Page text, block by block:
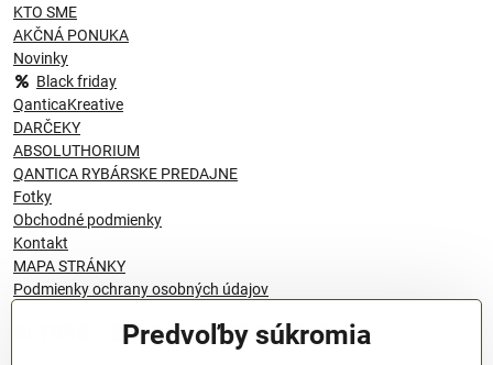
KTO SME
AKČNÁ PONUKA
Novinky
Black friday
QanticaKreative
DARČEKY
ABSOLUTHORIUM
QANTICA RYBÁRSKE PREDAJNE
Fotky
Obchodné podmienky
Kontakt
MAPA STRÁNKY
Podmienky ochrany osobných údajov
© 1996 - 2024 QANTICA S.R.O
Predvoľby súkromia